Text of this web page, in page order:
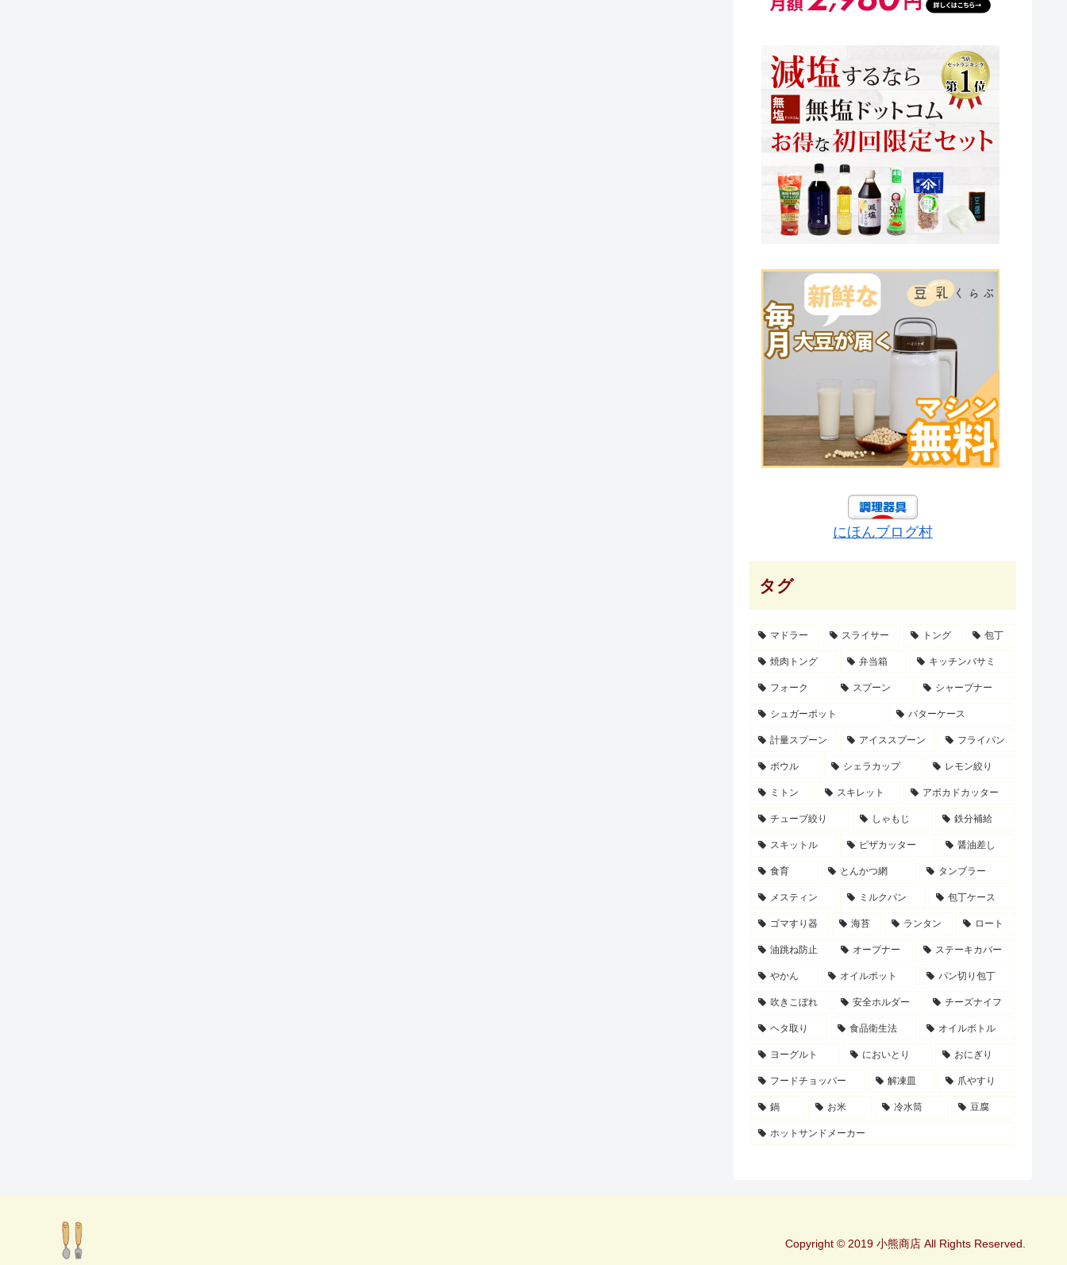
にほんブログ村
タグ
マドラー スライサー トング 包丁
焼肉トング 弁当箱 キッチンバサミ
フォーク スプーン シャープナー
シュガーポット バターケース
計量スプーン アイススプーン フライパン
ボウル シェラカップ レモン絞り
ミトン スキレット アボカドカッター
チューブ絞り しゃもじ 鉄分補給
スキットル ピザカッター 醤油差し
食育 とんかつ網 タンブラー
メスティン ミルクパン 包丁ケース
ゴマすり器 海苔 ランタン ロート
油跳ね防止 オープナー ステーキカバー
やかん オイルポット パン切り包丁
吹きこぼれ 安全ホルダー チーズナイフ
ヘタ取り 食品衛生法 オイルボトル
ヨーグルト においとり おにぎり
フードチョッパー 解凍皿 爪やすり
鍋 お米 冷水筒 豆腐
ホットサンドメーカー
Copyright © 2019 小熊商店 All Rights Reserved.